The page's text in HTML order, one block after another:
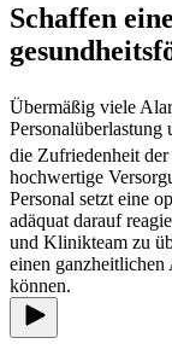
Schaffen
Übermäßig viele
die Zufriedenheit
hochwertige
Personal setzt eine
adäquat darauf
und Klinikteam zu
einen ganzheitlichen
können.